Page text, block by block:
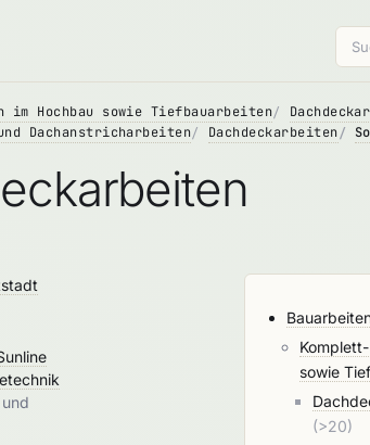
Hochbau sowie Tiefbauarbeiten
Dachanstricharbeiten Dachdeckarbeiten
und
sowie
(>20)